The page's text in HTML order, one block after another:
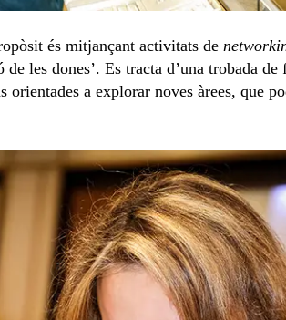
és mitjançant activitats de
les dones’. Es tracta d’una trobada
a explorar noves àrees, que